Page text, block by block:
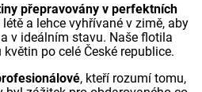
přepravovány v perfektních
a lehce vyhřívané v zimě, aby
v ideálním stavu. Naše flotila
po celé České republice.
, kteří rozumí tomu,